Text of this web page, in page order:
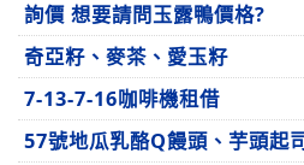
詢價 想要請問玉露鴨價格?
奇亞籽、麥茶、愛玉籽
7-13-7-16咖啡機租借
57號地瓜乳酪Q饅頭、芋頭起